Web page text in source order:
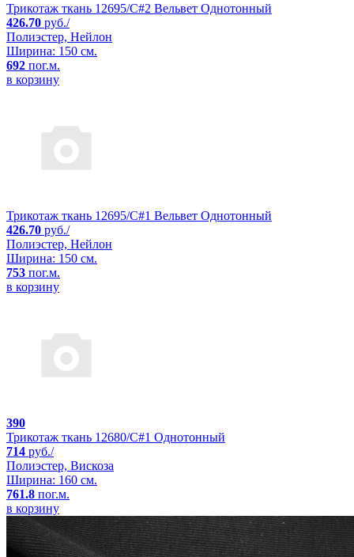
Трикотаж ткань 12695/C#2 Вельвет Однотонный
426.70 руб./
Полиэстер, Нейлон
Ширина: 150 см.
692 пог.м.
в корзину
Трикотаж ткань 12695/C#1 Вельвет Однотонный
426.70 руб./
Полиэстер, Нейлон
Ширина: 150 см.
753 пог.м.
в корзину
390
Трикотаж ткань 12680/C#1 Однотонный
714 руб./
Полиэстер, Вискоза
Ширина: 160 см.
761.8 пог.м.
в корзину